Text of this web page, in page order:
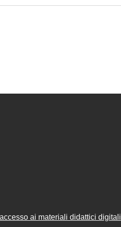
ai materiali didattici digitali